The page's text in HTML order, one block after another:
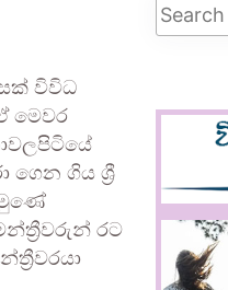
විවිධ
මෙවර
ගෙන ගිය ශ්‍රී
රට